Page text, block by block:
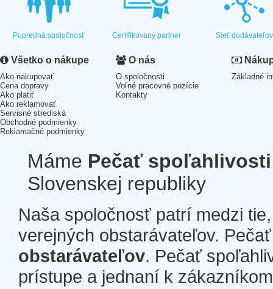
Popredná spoločnosť Certifikovaný partner Sieť dodávateľov
Všetko o nákupe
Ako nakupovať
Cena dopravy
Ako platiť
Ako reklamovať
Servisné strediská
Obchodné podmienky
Reklamačné podmienky
O nás
O spoločnosti
Voľné pracovné pozície
Kontakty
Základné
Máme Pečať spoľahlivosti
Slovenskej republiky
Naša spoločnosť patrí medzi
verejných obstarávateľov.
obstarávateľov. Pečať
prístupe a jednaní k